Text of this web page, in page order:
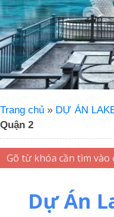
Trang chủ » DỰ ÁN
Quận 2
Dự Án